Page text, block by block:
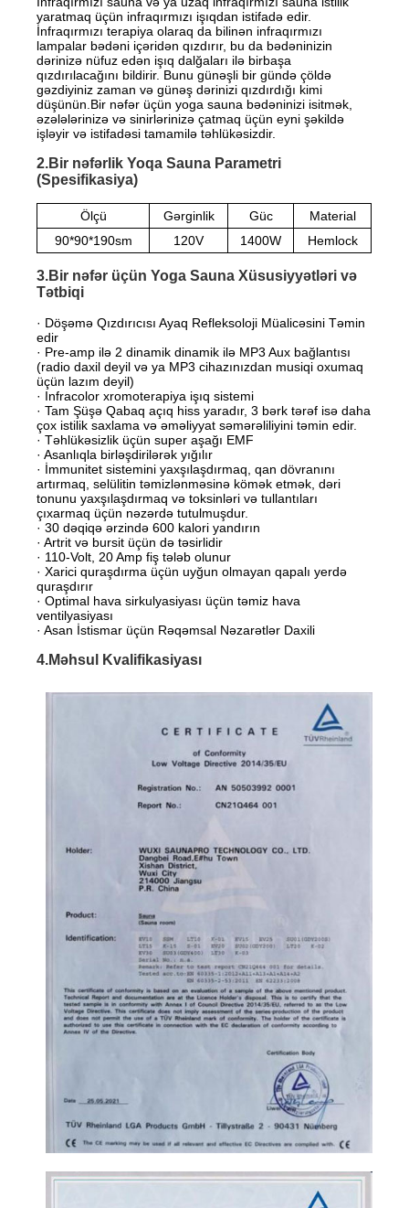
yaratmaq üçün infraqırmızı işıqdan istifadə edir.
İnfraqırmızı terapiya olaraq da bilinən infraqırmızı
lampalar bədəni içəridən qızdırır, bu da bədəninizin
dərinizə nüfuz edən işıq dalğaları ilə birbaşa
qızdırılacağını bildirir. Bunu günəşli bir gündə çöldə
gəzdiyiniz zaman və günəş dərinizi qızdırdığı kimi
düşünün. Bir nəfər üçün yoga sauna bədəninizi isitmək,
əzələlərinizə və sinirlərinizə çatmaq üçün eyni şəkildə
işləyir və istifadəsi tamamilə təhlükəsizdir.
2.Bir nəfərlik Yoqa Sauna Parametri
(Spesifikasiya)
Ölçü Gərginlik Güc
Material
90*90*190sm
120V 1400W Hemlock
3.Bir nəfər üçün Yoga Sauna Xüsusiyyətləri və
Tətbiqi
· Döşəmə Qızdırıcısı Ayaq Refleksoloji Müalicəsini Təmin
edir
· Pre-amp ilə 2 dinamik dinamik ilə MP3 Aux bağlantısı
(radio daxil deyil və ya MP3 cihazınızdan musiqi oxumaq
üçün lazım deyil)
· Infracolor xromoterapiya işıq sistemi
· Tam Şüşə Qabaq açıq hiss yaradır, 3 bərk tərəf isə daha
çox istilik saxlama və əməliyyat səmərəliliyini təmin edir.
· Təhlükəsizlik üçün super aşağı EMF
· Asanlıqla birləşdirilərək yığılır
· İmmunitet sistemini yaxşılaşdırmaq, qan dövranını
artırmaq, selülitin təmizlənməsinə kömək etmək, dəri
tonunu yaxşılaşdırmaq və toksinləri və tullantıları
çıxarmaq üçün nəzərdə tutulmuşdur.
· 30 dəqiqə ərzində 600 kalori yandırın
· Artrit və bursit üçün də təsirlidir
· 110-Volt, 20 Amp fiş tələb olunur
· Xarici quraşdırma üçün uyğun olmayan qapalı yerdə
quraşdırır
· Optimal hava sirkulyasiyası üçün təmiz hava
ventilyasiyası
· Asan İstismar üçün Rəqəmsal Nəzarətlər Daxili
4.Məhsul Kvalifikasiyası